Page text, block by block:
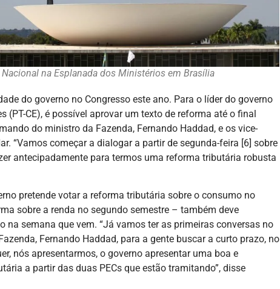
na Esplanada dos Ministérios em Brasília
do governo no Congresso este ano. Para o líder do governo
(PT-CE), é possível aprovar um texto de reforma até o final
do ministro da Fazenda, Fernando Haddad, e os vice-
“Vamos começar a dialogar a partir de segunda-feira [6] sobre
antecipadamente para termos uma reforma tributária robusta
pretende votar a reforma tributária sobre o consumo no
sobre a renda no segundo semestre – também deve
na semana que vem. “Já vamos ter as primeiras conversas no
Fernando Haddad, para a gente buscar a curto prazo, no
nós apresentarmos, o governo apresentar uma boa e
a partir das duas PECs que estão tramitando”, disse